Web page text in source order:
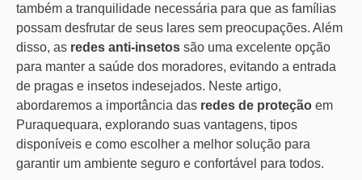
também a tranquilidade necessária para que as famílias
possam desfrutar de seus lares sem preocupações. Além
disso, as redes anti-insetos são uma excelente opção
para manter a saúde dos moradores, evitando a entrada
de pragas e insetos indesejados. Neste artigo,
abordaremos a importância das redes de proteção em
Puraquequara, explorando suas vantagens, tipos
disponíveis e como escolher a melhor solução para
garantir um ambiente seguro e confortável para todos.